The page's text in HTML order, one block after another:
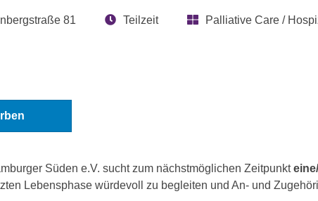
81 Teilzeit Palliative Care /
Süden e.V. sucht zum nächstmöglichen Zeitpunkt
Lebensphase würdevoll zu begleiten und An- und